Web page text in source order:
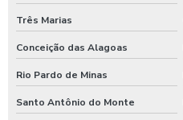
Tarifador para calibrador
Três Marias
Conceição das Alagoas
Rio Pardo de Minas
Santo Antônio do Monte